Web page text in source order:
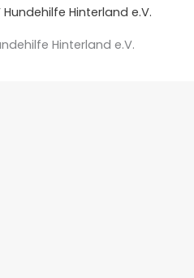
Hinterland e.V.
Hinterland e.V.